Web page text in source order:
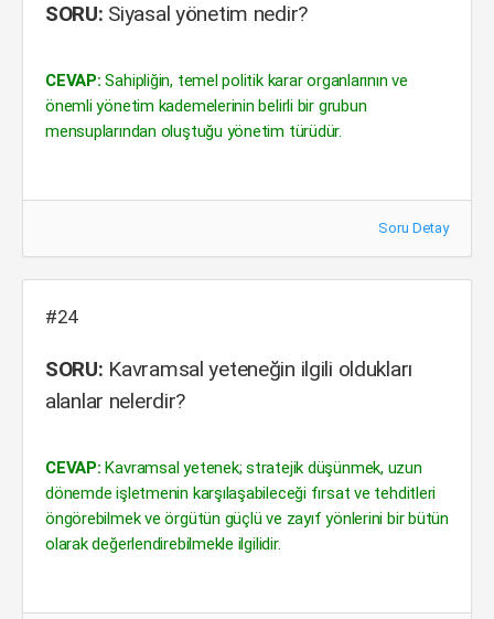
SORU: Siyasal yönetim nedir?
CEVAP: Sahipliğin, temel politik karar organlarının ve
önemli yönetim kademelerinin belirli bir grubun
mensuplarından oluştuğu yönetim türüdür.
Soru Detay
#24
SORU: Kavramsal yeteneğin ilgili oldukları
alanlar nelerdir?
CEVAP: Kavramsal yetenek; stratejik düşünmek, uzun
dönemde işletmenin karşılaşabileceği fırsat ve tehditleri
öngörebilmek ve örgütün güçlü ve zayıf yönlerini bir bütün
olarak değerlendirebilmekle ilgilidir.